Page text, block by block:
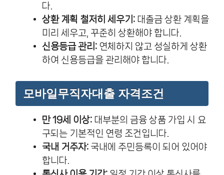
다.
상환 계획 철저히 세우기: 대출금 상환 계획을
미리 세우고, 꾸준히 상환해야 합니다.
신용등급 관리: 연체하지 않고 성실하게 상환
하여 신용등급을 관리해야 합니다.
모바일무직자대출 자격조건
만 19세 이상: 대부분의 금융 상품 가입 시 요
구되는 기본적인 연령 조건입니다.
국내 거주자: 국내에 주민등록이 되어 있어야
합니다.